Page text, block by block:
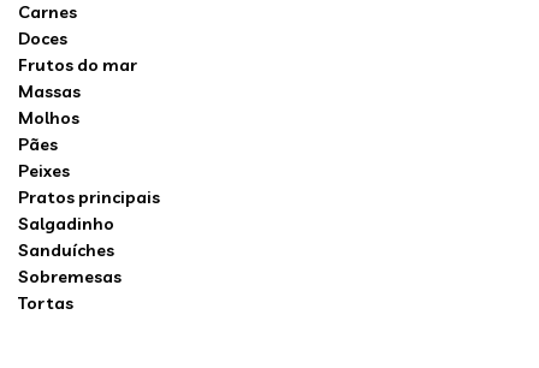
Carnes
Doces
Frutos do mar
Massas
Molhos
Pães
Peixes
Pratos principais
Salgadinho
Sanduíches
Sobremesas
Tortas